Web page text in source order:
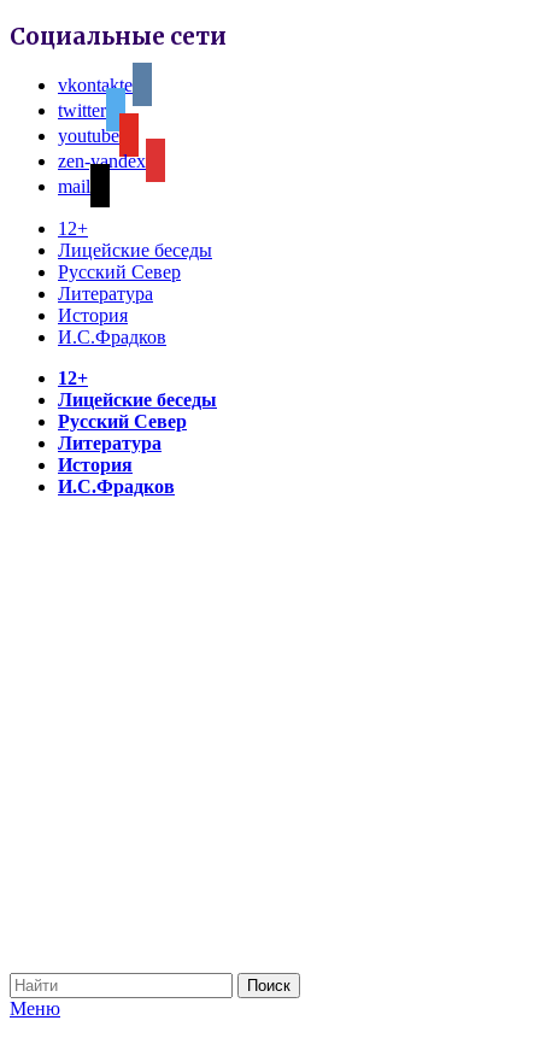
Социальные сети
vkontakte
twitter
youtube
zen-yandex
mail
12+
Лицейские беседы
Русский Север
Литература
История
И.С.Фрадков
12+
Лицейские беседы
Русский Север
Литература
История
И.С.Фрадков
Меню